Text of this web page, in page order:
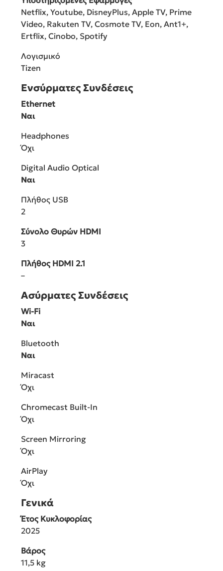
Netflix, Youtube, DisneyPlus, Apple TV, Prime
Video, Rakuten TV, Cosmote TV, Eon, Ant1+,
Ertflix, Cinobo, Spotify
Λογισμικό
Tizen
Ενσύρματες Συνδέσεις
Ethernet
Ναι
Headphones
Όχι
Digital Audio Optical
Ναι
Πλήθος USB
2
Σύνολο Θυρών HDMI
3
Πλήθος HDMI 2.1
–
Ασύρματες Συνδέσεις
Wi-Fi
Ναι
Bluetooth
Ναι
Miracast
Όχι
Chromecast Built-In
Όχι
Screen Mirroring
Όχι
AirPlay
Όχι
Γενικά
Έτος Κυκλοφορίας
2025
Βάρος
11,5 kg